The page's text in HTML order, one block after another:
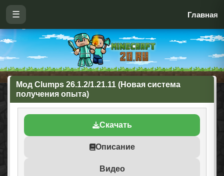
☰ Главная
Мод Clumps 26.1.2/1.21.11 (Новая система
получения опыта)
Скачать
Описание
Видео